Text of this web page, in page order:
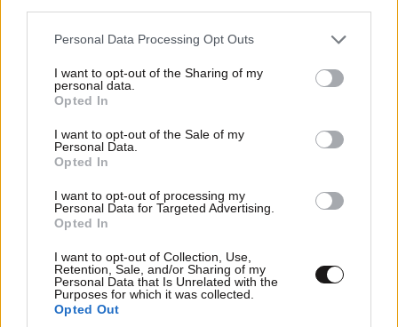
Please note that this website/app uses one or more Google
not limited to your visit or usage behaviour. You may click to
grant or deny consent to Google and its third-party tags to
use your data for below specified purposes in below Google
consent section.
Personal Data Processing Opt Outs
I want to opt-out of the Sharing of my
personal data.
Opted In
I want to opt-out of the Sale of my
Personal Data.
Opted In
I want to opt-out of processing my
Personal Data for Targeted Advertising.
Opted In
I want to opt-out of Collection, Use,
Retention, Sale, and/or Sharing of my
Personal Data that Is Unrelated with the
Purposes for which it was collected.
Opted Out
Η Τατιάνα Στεφανίδου με μπικίνι στην
Κεφαλονιά – Διακοπές με τον Νίκο Ευαγγελάτο
και τον γιο τους